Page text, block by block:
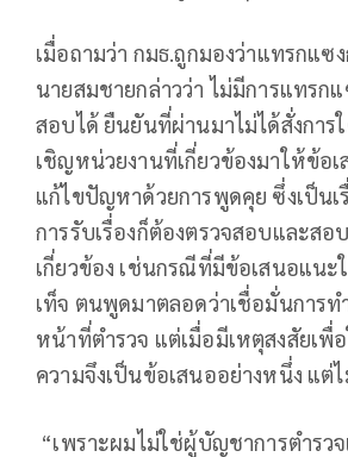
เมื่อถามว่า กมธ.ถูกมองว่าแทรกแซ
นายสมชายกล่าวว่า ไม่มีการแทรก
สอบได้ ยืนยันที่ผ่านมาไม่ได้สั่งการ
เชิญหน่วยงานที่เกี่ยวข้องมาให้ข้อ
แก้ไขปัญหาด้วยการพูดคุย ซึ่งเป็นเ
การรับเรื่องก็ต้องตรวจสอบและส
เกี่ยวข้อง เช่นกรณีที่มีข้อเสนอแนะ
เท็จ ตนพูดมาตลอดว่าเชื่อมั่นการท
หน้าที่ตำรวจ แต่เมื่อมีเหตุสงสัยเพื่
ความจึงเป็นข้อเสนออย่างหนึ่ง แต่
“เพราะผมไม่ใช่ผู้บัญชาการตำรว